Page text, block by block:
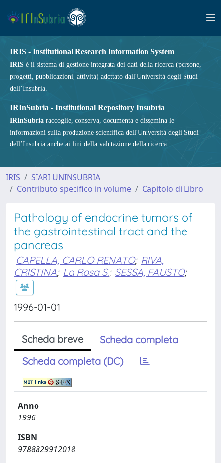
IRIS - Institutional Research Information System
IRIS è il sistema di gestione integrata dei dati della ricerca (persone,
progetti, pubblicazioni, attività) adottato dall'Università degli Studi
dell’Insubria.
IRInSubria - Institutional Repository Insubria
IRInSubria raccoglie, conserva, documenta e dissemina le
informazioni sulla produzione scientifica dell'Università degli Studi
dell’Insubria anche ai fini della valutazione della ricerca.
IRIS
SIARI UNINSUBRIA
Contributo specifico in volume
Capitolo di Libro
Pathology of endocrine tumors of
the gastrointestinal tract and the
pancreas
CAPELLA, CARLO RENATO; RIVA,
CRISTINA; La Rosa S.; SESSA, FAUSTO;
1996-01-01
Scheda breve
Scheda completa
Scheda completa (DC)
Anno
1996
ISBN
9788829912018